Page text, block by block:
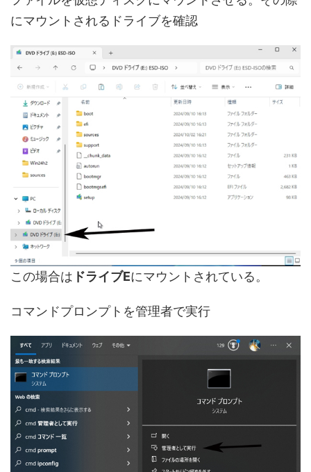
にマウントされるドライブを確認
この場合は ドライブEにマウントされている。
コマンドプロンプトを管理者で実行